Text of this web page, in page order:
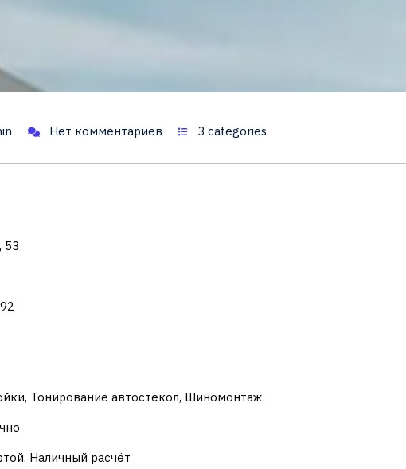
Нет комментариев 3 categories
53
Тонирование автостёкол, Шиномонтаж
Наличный расчёт